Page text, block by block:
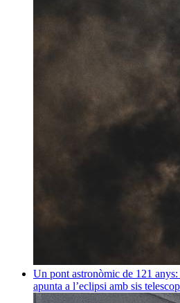
Un pont astronòmic de 121
apunta a l’eclipsi amb sis